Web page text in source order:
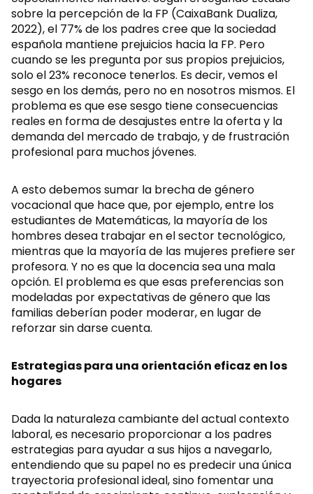
sobre la percepción de la FP (CaixaBank Dualiza,
2022), el 77% de los padres cree que la sociedad
española mantiene prejuicios hacia la FP. Pero
cuando se les pregunta por sus propios prejuicios,
solo el 23% reconoce tenerlos. Es decir, vemos el
sesgo en los demás, pero no en nosotros mismos. El
problema es que ese sesgo tiene consecuencias
reales en forma de desajustes entre la oferta y la
demanda del mercado de trabajo, y de frustración
profesional para muchos jóvenes.
A esto debemos sumar la brecha de género
vocacional que hace que, por ejemplo, entre los
estudiantes de Matemáticas, la mayoría de los
hombres desea trabajar en el sector tecnológico,
mientras que la mayoría de las mujeres prefiere ser
profesora. Y no es que la docencia sea una mala
opción. El problema es que esas preferencias son
modeladas por expectativas de género que las
familias deberían poder moderar, en lugar de
reforzar sin darse cuenta.
Estrategias para una orientación eficaz en los
hogares
Dada la naturaleza cambiante del actual contexto
laboral, es necesario proporcionar a los padres
estrategias para ayudar a sus hijos a navegarlo,
entendiendo que su papel no es predecir una única
trayectoria profesional ideal, sino fomentar una